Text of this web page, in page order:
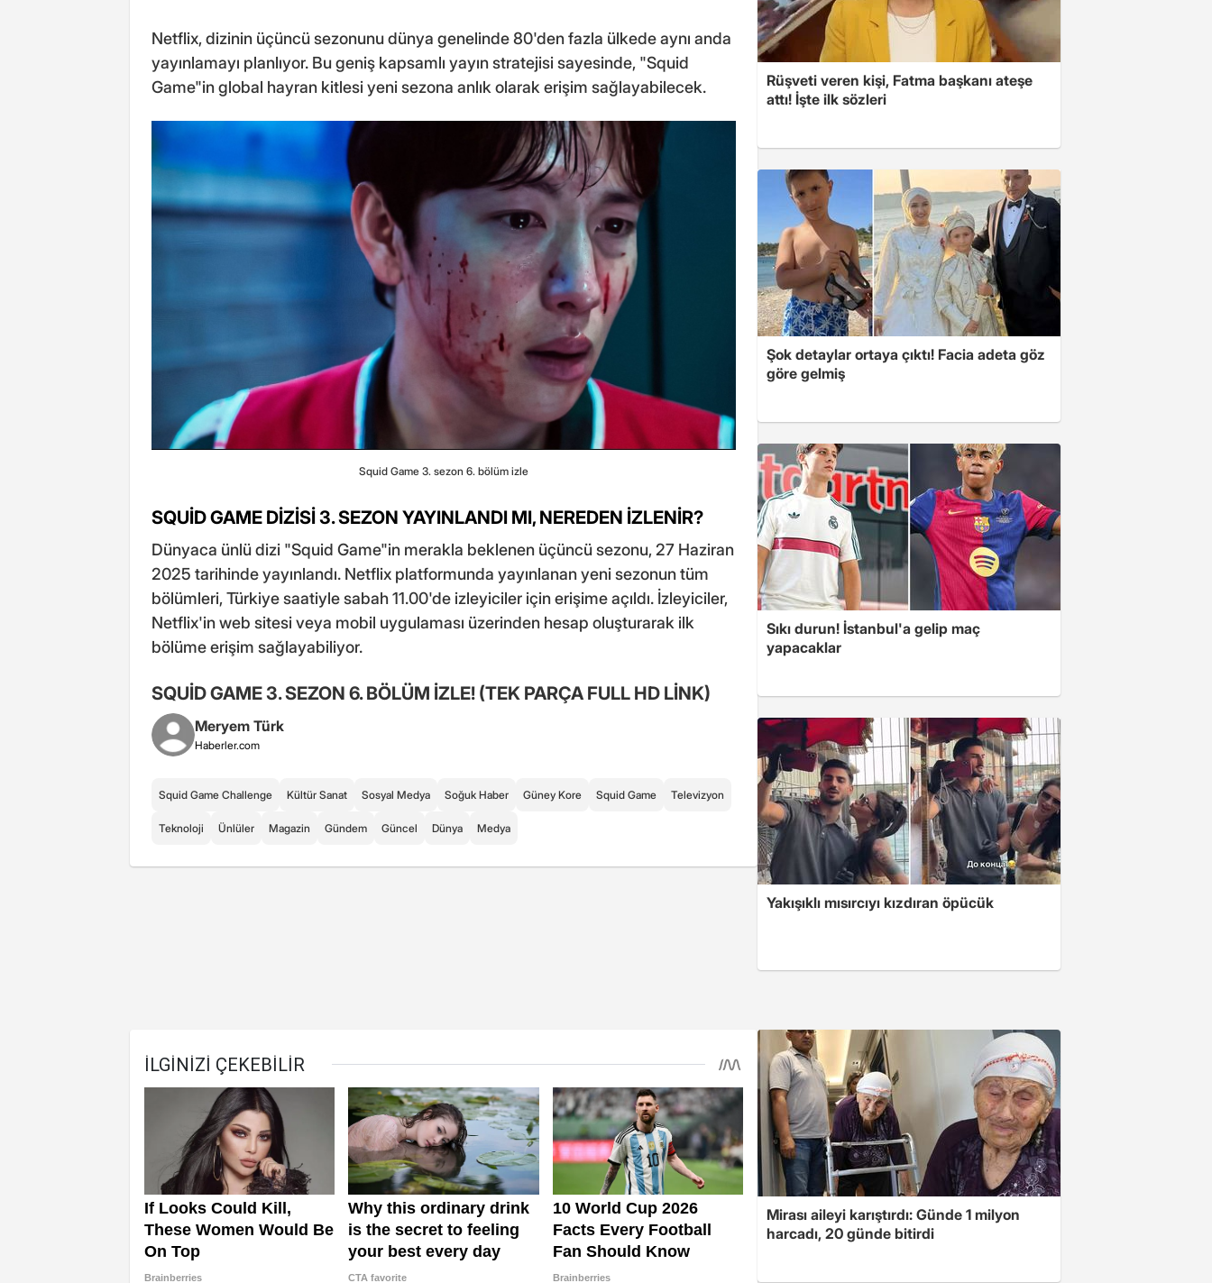
Netflix, dizinin üçüncü sezonunu dünya genelinde 80'den fazla ülkede aynı anda
yayınlamayı planlıyor. Bu geniş kapsamlı yayın stratejisi sayesinde, "Squid
Game"in global hayran kitlesi yeni sezona anlık olarak erişim sağlayabilecek.
Squid Game 3. sezon 6. bölüm izle
SQUİD GAME DİZİSİ 3. SEZON YAYINLANDI MI, NEREDEN İZLENİR?
Dünyaca ünlü dizi "Squid Game"in merakla beklenen üçüncü sezonu, 27 Haziran
2025 tarihinde yayınlandı. Netflix platformunda yayınlanan yeni sezonun tüm
bölümleri, Türkiye saatiyle sabah 11.00'de izleyiciler için erişime açıldı. İzleyiciler,
Netflix'in web sitesi veya mobil uygulaması üzerinden hesap oluşturarak ilk
bölüme erişim sağlayabiliyor.
SQUİD GAME 3. SEZON 6. BÖLÜM İZLE! (TEK PARÇA FULL HD LİNK)
Meryem Türk
Haberler.com
Squid Game Challenge Kültür Sanat Sosyal Medya Soğuk Haber Güney Kore Squid Game Televizyon
Teknoloji Ünlüler Magazin Gündem Güncel Dünya Medya
Rüşveti veren kişi, Fatma başkanı ateşe
attı! İşte ilk sözleri
Şok detaylar ortaya çıktı! Facia adeta göz
göre gelmiş
Sıkı durun! İstanbul'a gelip maç
yapacaklar
Yakışıklı mısırcıyı kızdıran öpücük
Mirası aileyi karıştırdı: Günde 1 milyon
harcadı, 20 günde bitirdi